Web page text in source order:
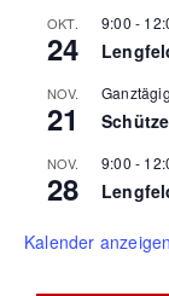
OKT.
24
9:00 -
NOV.
21
Ganztägig
NOV.
28
9:00 -
Kalender anzeigen